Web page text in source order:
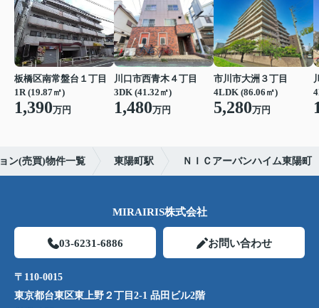
板橋区南常盤台１丁目
1R (19.87㎡)
1,390万円
川口市西青木４丁目
3DK (41.32㎡)
1,480万円
市川市大洲３丁目
4LDK (86.06㎡)
5,280万円
ン(売買)物件一覧 東陽町駅 ＮＩＣアーバンハイム東陽町
MIRAIRIS株式会社
03-6231-6886 お問い合わせ
〒110-0015
東京都台東区東上野２丁目2-1 品田ビル2階